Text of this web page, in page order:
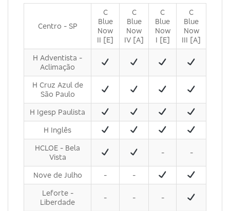
Centro - SP
C
Blue
Now
II [E]
C
Blue
Now
IV [A]
C
Blue
Now
I [E]
C
Blue
Now
III [A]
H Adventista -
Aclimação
H Cruz Azul de
São Paulo
H Igesp Paulista
H Inglês
HCLOE - Bela
Vista
- -
Nove de Julho - -
Leforte -
Liberdade
- - -